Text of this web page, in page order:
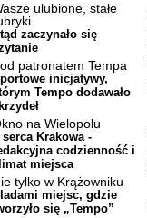
ulubione, stałe
zaczynało się
patronatem Tempa
inicjatywy,
Tempo dodawało
na Wielopolu
serca Krakowa -
codzienność i
miejsca
tylko w Krążowniku
miejsc, gdzie
się „Tempo”